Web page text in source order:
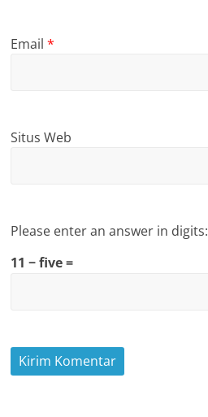
Email*
Situs Web
Please enter an answer in digits:
11 − five =